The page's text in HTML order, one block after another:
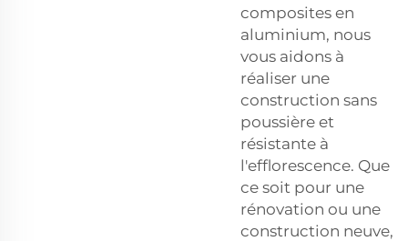
composites en
aluminium, nous
vous aidons à
réaliser une
construction sans
poussière et
résistante à
l'efflorescence. Que
ce soit pour une
rénovation ou une
construction neuve,